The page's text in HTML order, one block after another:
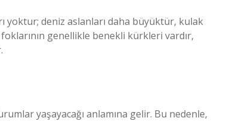
yoktur; deniz aslanları daha büyüktür, kulak
genellikle benekli kürkleri vardır,
yaşayacağı anlamına gelir. Bu nedenle,